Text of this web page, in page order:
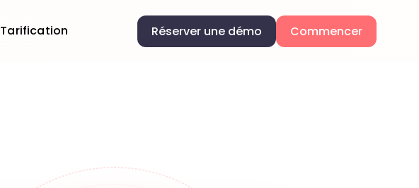
Tarification Réserver une démo Commencer